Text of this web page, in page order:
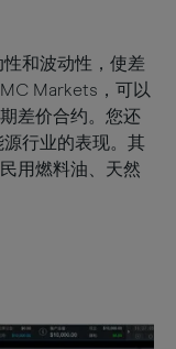
和波动性，使差
Markets，可以
差价合约。您还
行业的表现。其
用燃料油、天然